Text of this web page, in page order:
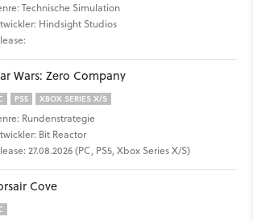
Technische Simulation
Hindsight Studios
Wars: Zero Company
PS5 XBOX SERIES X/S
Rundenstrategie
Bit Reactor
27.08.2026 (PC, PS5, Xbox Series X/S)
Cove